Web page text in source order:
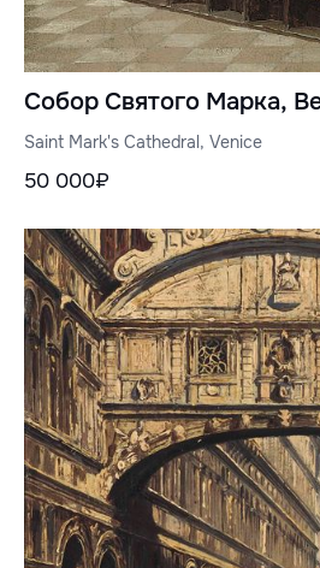
Собор Святого Марка,
Saint Mark's Cathedral, Venice
50 000₽